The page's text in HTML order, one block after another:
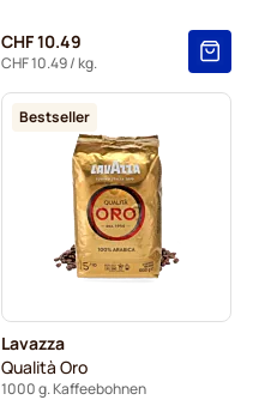
CHF 10.49
CHF 10.49/ kg.
Bestseller
Lavazza
Qualità Oro
1000 g. Kaffeebohnen